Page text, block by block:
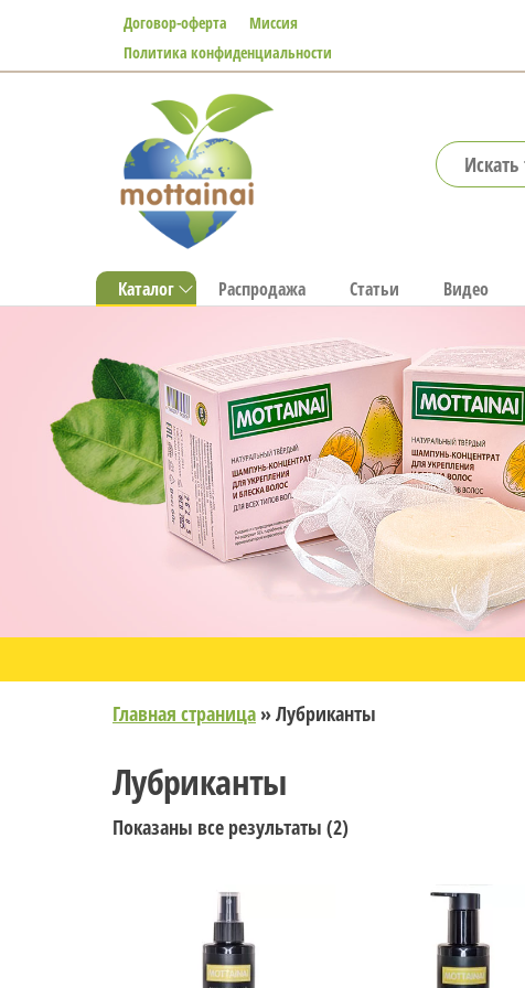
содержимому
Договор-оферта
Миссия
Политика конфиденциальности
Каталог Распродажа Статьи Видео
Главная страница »Лубриканты
Лубриканты
Показаны все результаты (2)